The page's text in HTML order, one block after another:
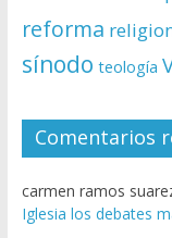
reforma
sínodo teología
Comentarios
carmen ramos
Iglesia los debates